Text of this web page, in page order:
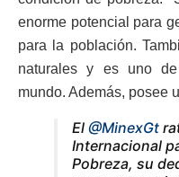
enorme potencial para
para la población.
naturales y es uno
mundo. Además, posee
El @MinexGt
Internacional
Pobreza, su